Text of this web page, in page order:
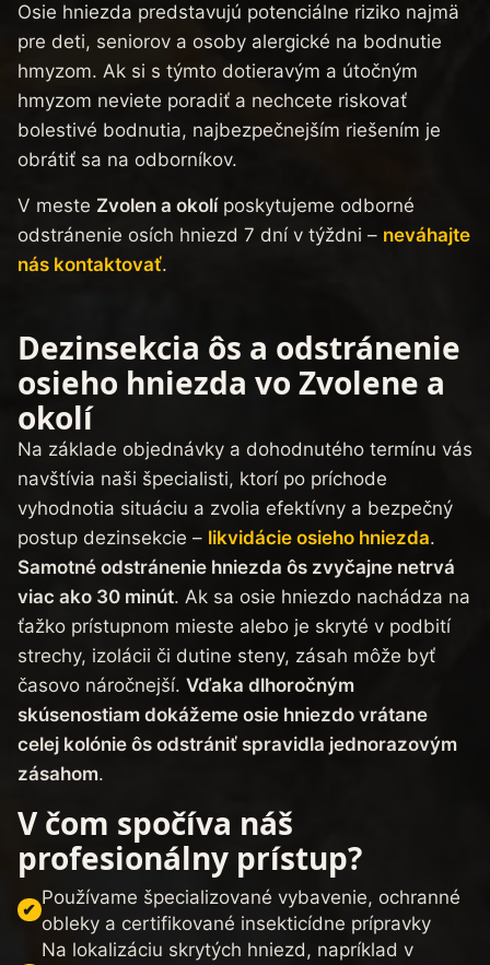
Osie hniezda predstavujú potenciálne riziko najmä
pre deti, seniorov a osoby alergické na bodnutie
hmyzom. Ak si s týmto dotieravým a útočným
hmyzom neviete poradiť a nechcete riskovať
bolestivé bodnutia, najbezpečnejším riešením je
obrátiť sa na odborníkov.
V meste Zvolen a okolíposkytujeme odborné
odstránenie osích hniezd 7 dní v týždni – neváhajte
nás kontaktovať.
Dezinsekcia ôs a odstránenie
osieho hniezda vo Zvolene a
okolí
Na základe objednávky a dohodnutého termínu vás
navštívia naši špecialisti, ktorí po príchode
vyhodnotia situáciu a zvolia efektívny a bezpečný
postup dezinsekcie – likvidácie osieho hniezda.
Samotné odstránenie hniezda ôs zvyčajne netrvá
viac ako 30 minút. Ak sa osie hniezdo nachádza na
ťažko prístupnom mieste alebo je skryté v podbití
strechy, izolácii či dutine steny, zásah môže byť
časovo náročnejší. Vďaka dlhoročným
skúsenostiam dokážeme osie hniezdo vrátane
celej kolónie ôs odstrániť spravidla jednorazovým
zásahom.
V čom spočíva náš
profesionálny prístup?
Používame špecializované vybavenie, ochranné
obleky a certifikované insekticídne prípravky
Na lokalizáciu skrytých hniezd, napríklad v